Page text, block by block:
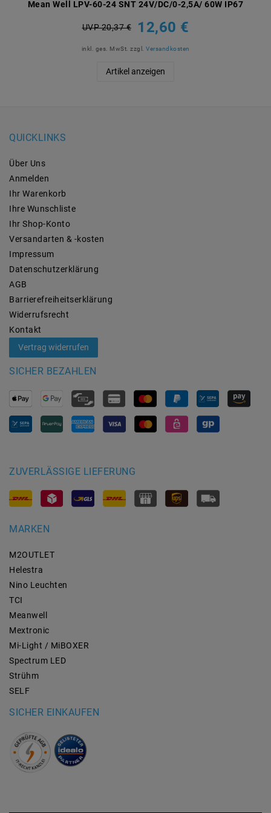
Mean Well LPV-60-24 SNT 24V/DC/0-2,5A/ 60W IP67
UVP 20,37 € 12,60 €
inkl. ges. MwSt. zzgl. Versandkosten
Artikel anzeigen
QUICKLINKS
Über Uns
Anmelden
Ihr Warenkorb
Ihre Wunschliste
Ihr Shop-Konto
Versandarten & -kosten
Impressum
Daten­schutz­erklärung
AGB
Barrierefreiheitserklärung
Widerrufs­recht
Kontakt
Vertrag widerrufen
SICHER BEZAHLEN
ZUVERLÄSSIGE LIEFERUNG
MARKEN
M2OUTLET
Helestra
Nino Leuchten
TCI
Meanwell
Mextronic
Mi-Light / MiBOXER
Spectrum LED
Strühm
SELF
SICHER EINKAUFEN